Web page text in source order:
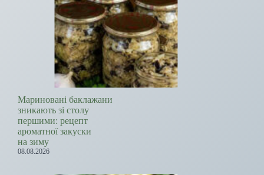
Мариновані баклажани
зникають зі столу
першими: рецепт
ароматної закуски
на зиму
08.08.2026